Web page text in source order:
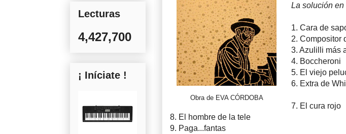
Obra de EVA CÓRDOBA
La solución en
1. Cara de
2. Compositor
3. Azulilli más
4. Boccheroni
5. El viejo
6. Extra de
7. El cura rojo
8. El hombre de la tele
9. Paga...fantas
Lecturas
4,427,700
¡ Iníciate !